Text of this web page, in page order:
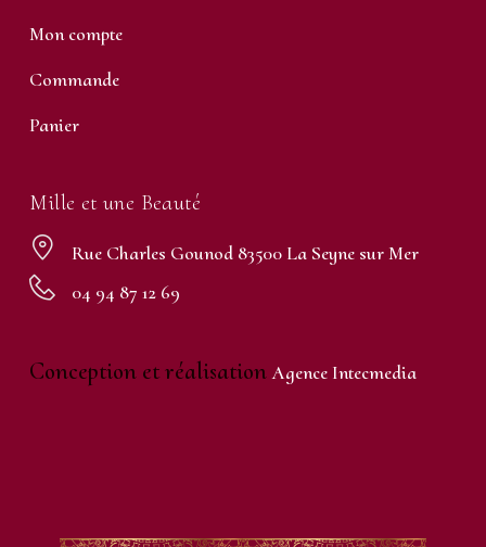
Mon compte
Commande
Panier
Mille et une Beauté
Rue Charles Gounod 83500 La Seyne sur Mer
04 94 87 12 69
Conception et réalisationAgence Intecmedia